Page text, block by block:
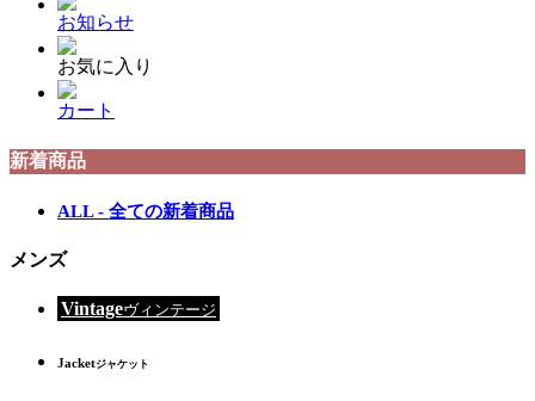
お知らせ
お気に入り
カート
新着商品
ALL - 全ての新着商品
メンズ
Vintageヴィンテージ
Jacketジャケット